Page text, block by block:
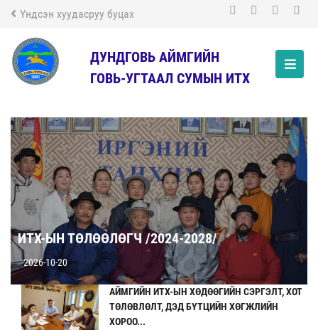
Үндсэн хуудасруу буцах
ДУНДГОВЬ АЙМГИЙН
ГОВЬ-УГТААЛ СУМЫН ИТХ
ИТХ-ЫН ТӨЛӨӨЛӨГЧ /2024-2028/
2026-10-20
АЙМГИЙН ИТХ-ЫН ХӨДӨӨГИЙН СЭРГЭЛТ, ХОТ
ТӨЛӨВЛӨЛТ, ДЭД БҮТЦИЙН ХӨГЖЛИЙН
ХОРОО...